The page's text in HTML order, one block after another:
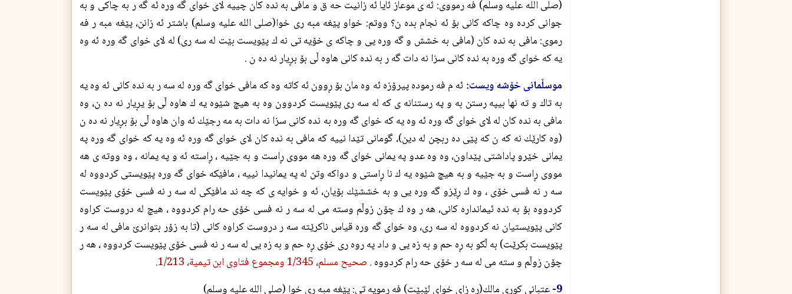
(صلی الله علیه وسلم) فه رمووى: ئه ى موعاز ئايا ئه زانيت حه ق و مافى به نده كان چييه لاى خواى گه وره ئه گه ر به چاكى و به
جوانى كرده وه چاكه كانى بۆ ئه نجام بده ن؟ ووتم: خواو پێغه مبه رى خوا(صلی الله علیه وسلم) باشتر ئه زانن، پێغه مبه ر فه
رموى: مافى به نده كان (مافى به خشش و گه وره يى و چاكه ى خۆيه تى نه ك پێويست بێت له سه رى) له لاى خواى گه وره ئه وه
يه كه خواى گه وره به نده كانى سزا نه دات گه ر به نده كانى هاوه ڵى بۆ بڕيار نه ده ن .
موسڵمانى خۆشه ويست: ئه م فه رموده پيرۆزه ئه وه مان بۆ ڕوون ئه كاته وه كه مافى خواى گه وره له سه ر به نده كانى ئه وه يه
به تاك و ته نها بيپه رستن به و په رستنانه ى كه له سه رى پێويست كردوون وه به هيچ شێوه يه ك هاوه ڵى بۆ يڕيار نه ده ن، وه
مافى به نده كان له لاى خواى گه وره ئه وه يه كه خواى گه وره به نده كانى سزا نه دات به مه رجێك ئه وان هاوه ڵى بۆ بڕيار نه ده ن
(وه كارێك نه كه ن كه پێى ده ربچن له دين)، گومانى تێدا نييه كه مافى به نده كان لاى خواى گه وره ئه وه يه كه خواى گه وره په
يمانى خێرو پاداشتى پێداون، وه وه عدو په يمانى خواى گه وره هه مووى ڕاست و به جێيه ، ڕاسته ئه و په يمانه ، وه ووته ى هه
مووى ڕاست و به جێيه و به هيچ شێوه يه ك نا ڕاستى و دواكه وتن له په يمانيدا نييه ، مافێكه خواى گه وره پێويستى كردووه له
سه ر نه فسى خۆى ، وه ك ڕێزو گه وره يى و به خششێك بۆيان، ئه و خوايه ى كه چه ند مافێكى له سه ر نه فسى خۆى پێويست
كردووه بۆ به نده ئيمانداره كانى، هه ر وه ك چۆن زوڵم وسته مى له سه ر نه فسى خۆى حه رام كردووه ، هيچ له دروست كراوه
كانى پێويستيان نه كردووه له سه رى، وه خواى گه وره قياس ناكرێته سه ر دروست كراوه كانى (تا به زۆر بتوانرێ مافى له سه ر
پێويست بكرێت) به ڵكو به ڕه حم و به زه يى و داد په روه رى خۆى ڕه حم و به زه يى له سه ر نه فسى خۆى پێويست كردووه ، هه ر
چۆن زوڵم و سته مى له سه ر خۆى حه رام كردووه . صحيح مسلم، 1/345 ومجموع فتاوى ابن تيمية، 1/213.
9- عتبانى كورِي مالك(ڕه زای خوای لێبێت) فه رمويه تى: پێغه مبه رى خوا (صلی الله علیه وسلم)